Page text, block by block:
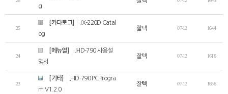
g
25
[카다로그]
JX-220D Catal
og
잘텍 07-12 1644
24
[메뉴얼]
JHD-790 사용설
명서
잘텍 07-12 1616
23
[기타]
JHD-790 PC Progra
m V1.2.0
잘텍 07-12 1656